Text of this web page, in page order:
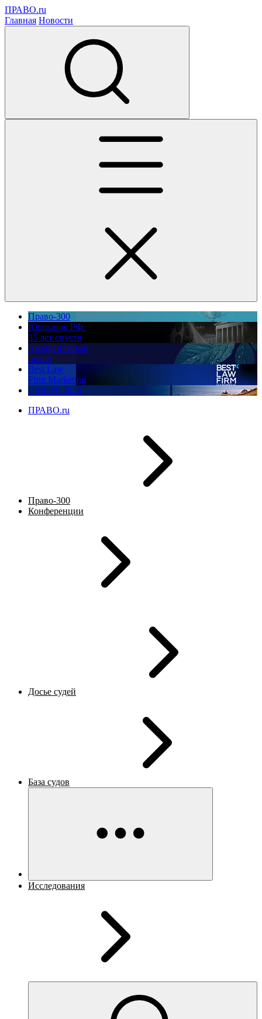
ПРАВО.ru
Главная Новости
Право-300
Юррынок РФ:
35 лет спустя
Экологическое
право
Best Law
Firm Marketing
ПМЮФ 2026
ПРАВО.ru
Право-300
Конференции
Досье судей
База судов
Исследования